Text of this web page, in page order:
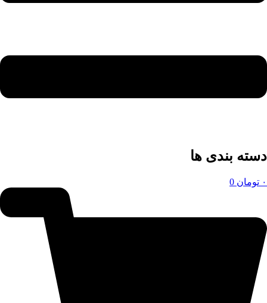
دسته بندی ها
۰ تومان 0